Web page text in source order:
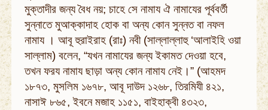
মুক্তাদীর জন্য বৈধ নয়; চাহে সে নামায ঐ নামাযের পূর্ববর্তী
সুন্নাতে মুআক্কাদাহ হোক বা অন্য কোন সুন্নত বা নফল
নামায । আবূ হুরাইরাহ (রাঃ) নবী (সাল্লাল্লাহু ‘আলাইহি ওয়া
সাল্লাম) বলেন, “যখন নামাযের জন্য ইকামত দেওয়া হবে,
তখন ফরয নামায ছাড়া অন্য কোন নামায নেই।” (আহমদ
১৮৭৩, মুসলিম ১৬৭৮, আবূ দাউদ ১২৬৮, তিরমিযী ৪২১,
নাসাঈ ৮৬৫, ইবনে মজাহ ১১৫১, বাইহাক্বী ৪৩২৩,